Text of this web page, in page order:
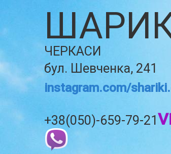
ЧЕРКАСИ
бул. Шевченка, 241
instagram.com/
+38(050)-659-79-21